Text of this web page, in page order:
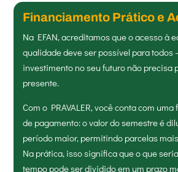
Financiamento Prático e
Na EFAN, acreditamos que o acesso à
qualidade deve ser possível para todos
investimento no seu futuro não precisa
presente.
Com o PRAVALER, você conta com
de pagamento: o valor do semestre é
período maior, permitindo parcelas
Na prática, isso significa que o que
tempo pode ser dividido em um prazo